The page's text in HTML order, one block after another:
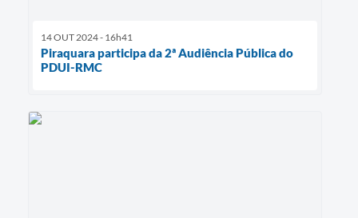
14 OUT 2024 - 16h41
Piraquara participa da 2ª Audiência Pública do
PDUI-RMC